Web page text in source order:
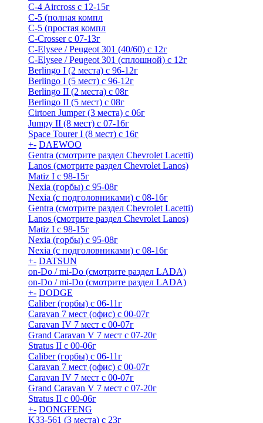
C-4 Airсross с 12-15г
С-5 (полная компл
С-5 (простая компл
C-Crosser с 07-13г
C-Elysee / Peugeot 301 (40/60) с 12г
C-Elysee / Peugeot 301 (сплошной) с 12г
Berlingo I (2 места) с 96-12г
Berlingo I (5 мест) с 96-12г
Berlingo II (2 места) с 08г
Berlingo II (5 мест) с 08г
Cirtoen Jumper (3 места) с 06г
Jumpy II (8 мест) с 07-16г
Space Tourer I (8 мест) с 16г
+- DAEWOO
Gentra (смотрите раздел Chevrolet Lacetti)
Lanos (смотрите раздел Chevrolet Lanos)
Matiz I с 98-15г
Nexia (горбы) с 95-08г
Nexia (с подголовниками) с 08-16г
Gentra (смотрите раздел Chevrolet Lacetti)
Lanos (смотрите раздел Chevrolet Lanos)
Matiz I с 98-15г
Nexia (горбы) с 95-08г
Nexia (с подголовниками) с 08-16г
+- DATSUN
on-Do / mi-Do (смотрите раздел LADA)
on-Do / mi-Do (смотрите раздел LADA)
+- DODGE
Caliber (горбы) с 06-11г
Caravan 7 мест (офис) с 00-07г
Caravan IV 7 мест с 00-07г
Grand Caravan V 7 мест с 07-20г
Stratus II с 00-06г
Caliber (горбы) с 06-11г
Caravan 7 мест (офис) с 00-07г
Caravan IV 7 мест с 00-07г
Grand Caravan V 7 мест с 07-20г
Stratus II с 00-06г
+- DONGFENG
K33-561 (3 места) с 23г